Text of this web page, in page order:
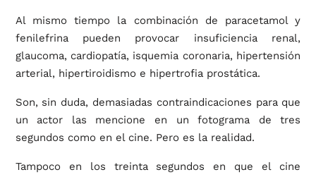
Al mismo tiempo la combinación de paracetamol y
fenilefrina pueden provocar insuficiencia renal,
glaucoma, cardiopatía, isquemia coronaria, hipertensión
arterial, hipertiroidismo e hipertrofia prostática.
Son, sin duda, demasiadas contraindicaciones para que
un actor las mencione en un fotograma de tres
segundos como en el cine. Pero es la realidad.
Tampoco en los treinta segundos en que el cine